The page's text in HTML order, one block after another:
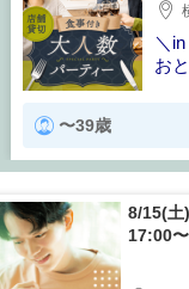
＼
お
〜39歳
8/15(土)
17:00